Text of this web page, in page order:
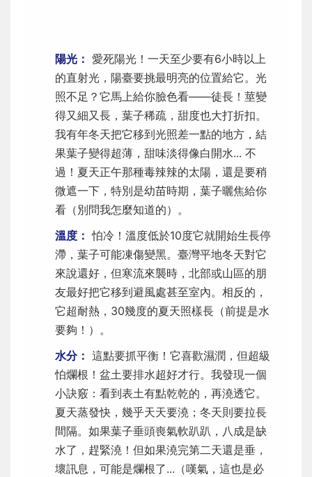
陽光： 愛死陽光！一天至少要有6小時以上
的直射光，陽臺要挑最明亮的位置給它。光
照不足？它馬上給你臉色看——徒長！莖變
得又細又長，葉子稀疏，甜度也大打折扣。
我有年冬天把它移到光照差一點的地方，結
果葉子變得超薄，甜味淡得像白開水... 不
過！夏天正午那種毒辣辣的太陽，還是要稍
微遮一下，特別是幼苗時期，葉子曬焦給你
看（別問我怎麼知道的）。
溫度： 怕冷！溫度低於10度它就開始生長停
滯，葉子可能凍傷變黑。臺灣平地冬天對它
來說還好，但寒流來襲時，北部或山區的朋
友最好把它移到避風處甚至室內。相反的，
它超耐熱，30幾度的夏天照樣長（前提是水
要夠！）。
水分： 這點要抓平衡！它喜歡濕潤，但超級
怕爛根！盆土要排水超好才行。我發現一個
小訣竅：看到表土有點乾乾的，再澆透它。
夏天蒸發快，幾乎天天要澆；冬天則要拉長
間隔。如果葉子垂頭喪氣軟趴趴，八成是缺
水了，趕緊澆！但如果澆完第二天還是垂，
壞訊息，可能是爛根了...（嘆氣，這也是必